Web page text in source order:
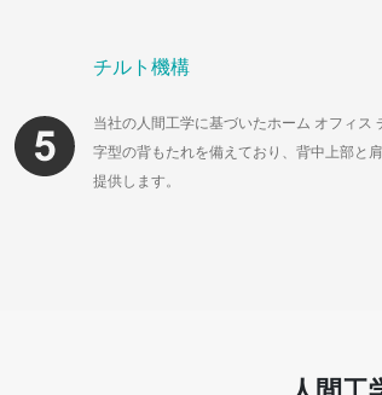
チルト機構
当社の人間工学に基づいたホーム オフィス
字型の背もたれを備えており、背中上部と
提供します。